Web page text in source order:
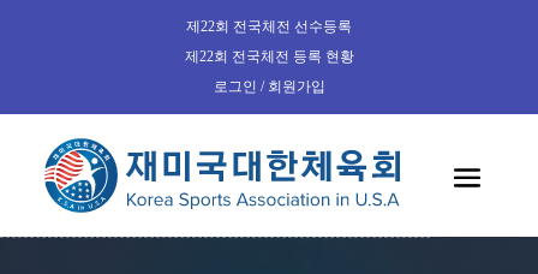
제22회 전국체전 선수등록
제22회 전국체전 등록 현황
로그인 / 회원가입